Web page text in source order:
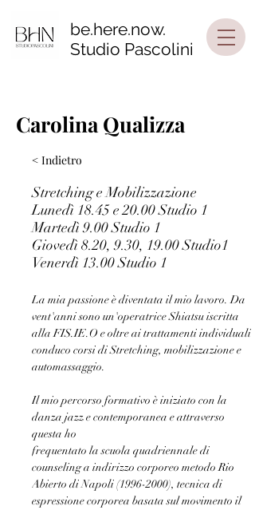
be.here.now.
Studio Pascolini
Carolina Qualizza
< Indietro
Stretching e Mobilizzazione
Lunedì 18.45 e 20.00 Studio 1
Martedì 9.00 Studio 1
Giovedì 8.20, 9.30, 19.00 Studio1
Venerdì 13.00 Studio 1
La mia passione è diventata il mio lavoro. Da
vent'anni sono un'operatrice Shiatsu iscritta
alla FIS.IE.O e oltre ai trattamenti individuali
conduco corsi di Stretching, mobilizzazione e
automassaggio.
Il mio percorso formativo è iniziato con la
danza jazz e contemporanea e attraverso
questa ho
frequentato la scuola quadriennale di
counseling a indirizzo corporeo metodo Rio
Abierto di Napoli (1996-2000), tecnica di
espressione corporea basata sul movimento il